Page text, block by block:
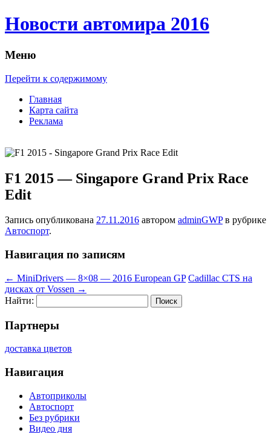
Новости автомира 2016
Меню
Перейти к содержимому
Главная
Карта сайта
Реклама
F1 2015 — Singapore Grand Prix Race
Edit
Запись опубликована 27.11.2016 автором adminGWPв рубрике
Автоспорт.
Навигация по записям
← MiniDrivers — 8×08 — 2016 European GP Cadillac CTS на
дисках от Vossen →
Найти:
Партнеры
доставка цветов
Навигация
Автоприколы
Автоспорт
Без рубрики
Видео дня